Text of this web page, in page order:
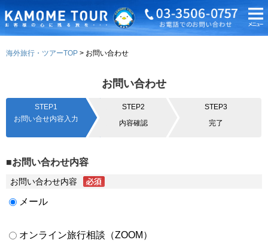
海外旅行・ツアーTOP お問い合わせ
お問い合わせ
STEP1
お問い合せ内容入力
STEP2
内容確認
STEP3
完了
■お問い合わせ内容
お問い合わせ内容
メール
オンライン旅行相談（ZOOM）